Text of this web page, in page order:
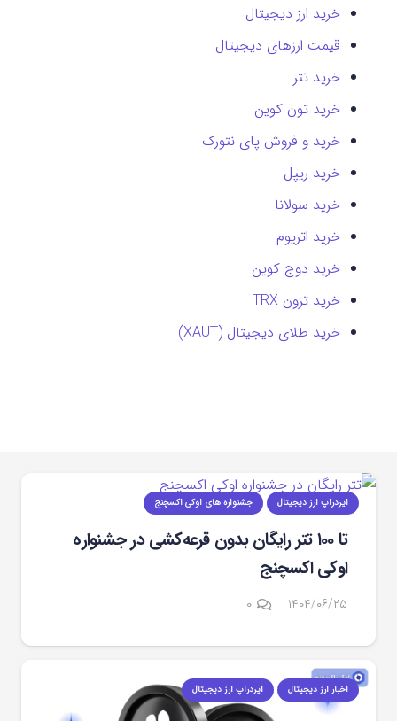
خرید ارز دیجیتال
قیمت ارزهای دیجیتال
خرید تتر
خرید تون کوین
خرید و فروش پای نتورک
خرید ریپل
خرید سولانا
خرید اتریوم
خرید دوج کوین
خرید ترون TRX
خرید طلای دیجیتال (XAUT)
ایردراپ ارز دیجیتال جشنواره های اوکی اکسچنج
تا ۱۰۰ تتر رایگان بدون قرعه‌کشی در جشنواره
اوکی اکسچنج
۱۴۰۴/۰۶/۲۵ ۰
اخبار ارز دیجیتال ایردراپ ارز دیجیتال